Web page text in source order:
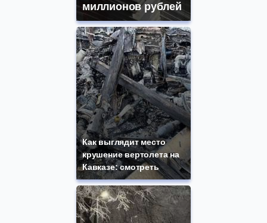
миллионов рублей
Как выглядит место
крушение вертолета на
Кавказе: смотреть